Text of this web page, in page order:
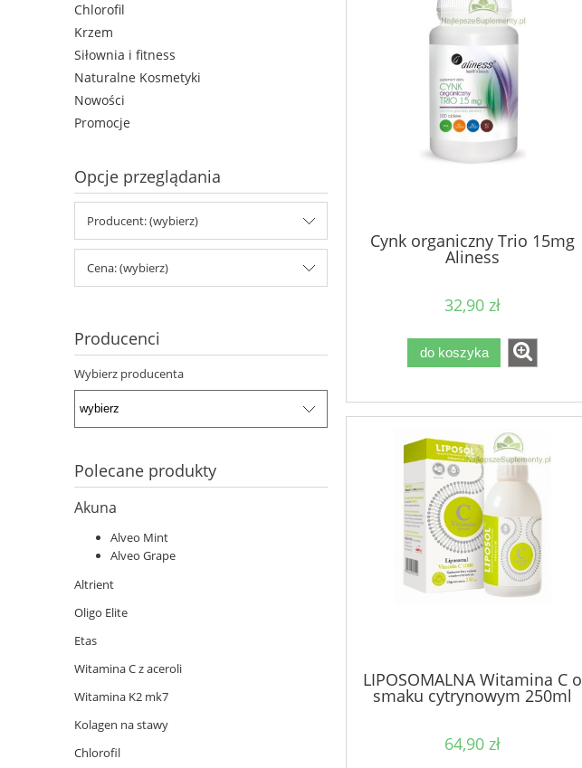
Chlorofil
Krzem
Siłownia i fitness
Naturalne Kosmetyki
Nowości
Promocje
Opcje przeglądania
Producent: (wybierz)
Cena: (wybierz)
Producenci
Wybierz producenta
Polecane produkty
Akuna
Alveo Mint
Alveo Grape
Altrient
Oligo Elite
Etas
Witamina C z aceroli
Witamina K2 mk7
Kolagen na stawy
Chlorofil
Cynk organiczny Trio 15mg
Aliness
32,90 zł
do koszyka
LIPOSOMALNA Witamina C o
smaku cytrynowym 250ml
LIPOSOL
64,90 zł